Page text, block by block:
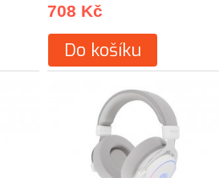
708 Kč
Do košíku